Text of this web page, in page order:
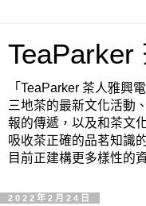
TeaParker
「TeaParker 茶人雅興
三地茶的最新文化活動
報的傳遞，以及和茶文
吸收茶正確的品茗知識
目前正建構更多樣性的
2022年2月24日